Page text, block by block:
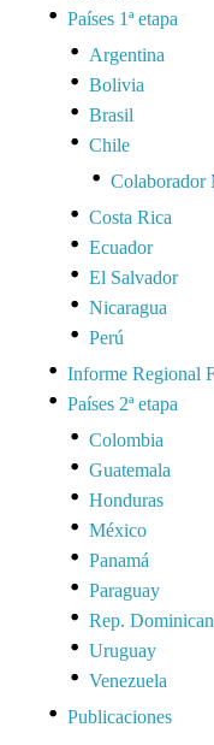
Países 1ª etapa
Argentina
Bolivia
Brasil
Chile
Colaborador
Costa Rica
Ecuador
El Salvador
Nicaragua
Perú
Informe Regional
Países 2ª etapa
Colombia
Guatemala
Honduras
México
Panamá
Paraguay
Rep.
Uruguay
Venezuela
Publicaciones